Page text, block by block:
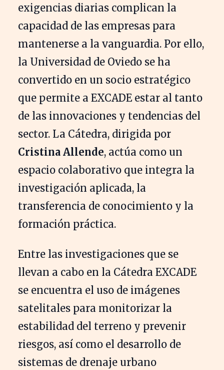
exigencias diarias complican la
capacidad de las empresas para
mantenerse a la vanguardia. Por ello,
la Universidad de Oviedo se ha
convertido en un socio estratégico
que permite a EXCADE estar al tanto
de las innovaciones y tendencias del
sector. La Cátedra, dirigida por
Cristina Allende, actúa como un
espacio colaborativo que integra la
investigación aplicada, la
transferencia de conocimiento y la
formación práctica.
Entre las investigaciones que se
llevan a cabo en la Cátedra EXCADE
se encuentra el uso de imágenes
satelitales para monitorizar la
estabilidad del terreno y prevenir
riesgos, así como el desarrollo de
sistemas de drenaje urbano